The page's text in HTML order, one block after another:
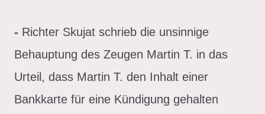
- Richter Skujat schrieb die unsinnige
Behauptung des Zeugen Martin T. in das
Urteil, dass Martin T. den Inhalt einer
Bankkarte für eine Kündigung gehalten